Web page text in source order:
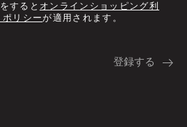
すると オンラインショッピング利
ポリシーが適用されます。